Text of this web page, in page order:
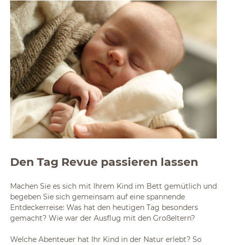
Den Tag Revue passieren lassen
Machen Sie es sich mit Ihrem Kind im Bett gemütlich und
begeben Sie sich gemeinsam auf eine spannende
Entdeckerreise: Was hat den heutigen Tag besonders
gemacht? Wie war der Ausflug mit den Großeltern?
Welche Abenteuer hat Ihr Kind in der Natur erlebt? So